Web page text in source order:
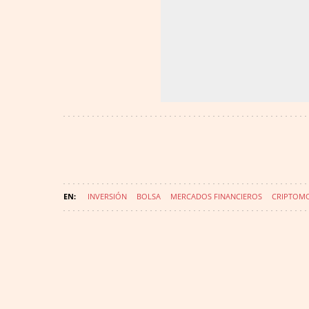
INVERSIÓN BOLSA MERCADOS FINANCIEROS